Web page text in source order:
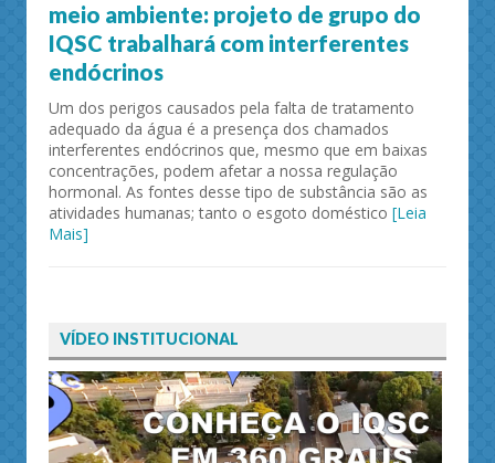
meio ambiente: projeto de grupo do
IQSC trabalhará com interferentes
endócrinos
Um dos perigos causados pela falta de tratamento
adequado da água é a presença dos chamados
interferentes endócrinos que, mesmo que em baixas
concentrações, podem afetar a nossa regulação
hormonal. As fontes desse tipo de substância são as
atividades humanas; tanto o esgoto doméstico [Leia
Mais]
VÍDEO INSTITUCIONAL